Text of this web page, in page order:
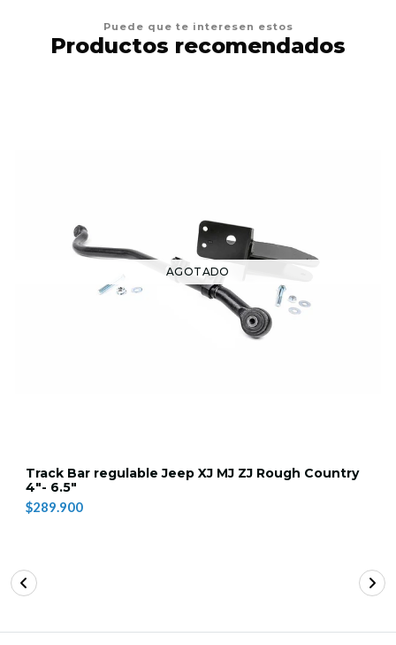
Puede que te interesen estos
Productos recomendados
AGOTADO
Track Bar regulable Jeep XJ MJ ZJ Rough Country
4"- 6.5"
$289.900